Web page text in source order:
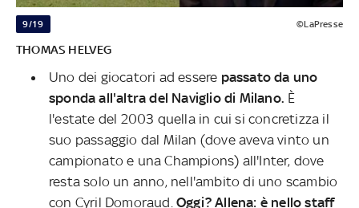
9/19 ©LaPresse
THOMAS HELVEG
Uno dei giocatori ad essere passato da uno
sponda all'altra del Naviglio di Milano. È
l'estate del 2003 quella in cui si concretizza il
suo passaggio dal Milan (dove aveva vinto un
campionato e una Champions) all'Inter, dove
resta solo un anno, nell'ambito di uno scambio
con Cyril Domoraud. Oggi? Allena: è nello staff